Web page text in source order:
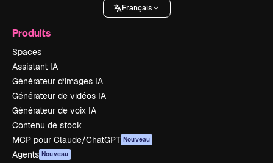
Français
Produits
Spaces
Assistant IA
Générateur d’images IA
Générateur de vidéos IA
Générateur de voix IA
Contenu de stock
MCP pour Claude/ChatGPT Nouveau
Agents Nouveau